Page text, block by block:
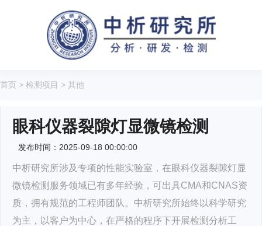
首页 > 检测项目 > 其他
眼科仪器裂隙灯显微镜检测
发布时间：2025-09-18 00:00:00
中析研究所涉及专项的性能实验室，在眼科仪器裂隙灯显
微镜检测服务领域已有多年经验，可出具CMA和CNAS资
质，拥有规范的工程师团队。中析研究所始终以科学研究
为主，以客户为中心，在严格的程序下开展检测分析工